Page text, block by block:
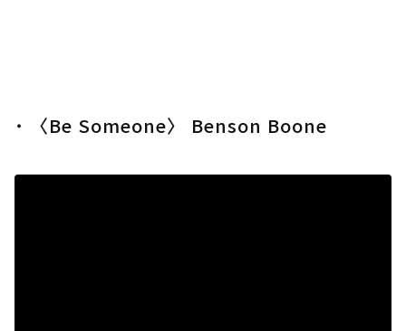
˙ 〈Be Someone〉 Benson Boone